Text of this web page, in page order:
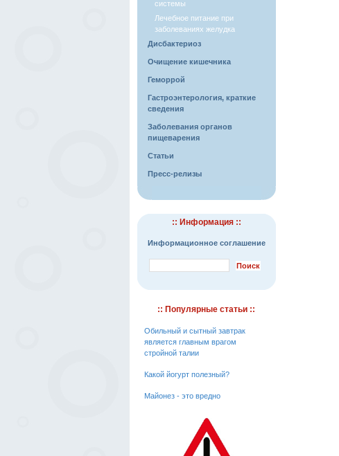
системы
Лечебное питание при
заболеваниях желудка
Дисбактериоз
Очищение кишечника
Геморрой
Гастроэнтерология, краткие
сведения
Заболевания органов
пищеварения
Статьи
Пресс-релизы
:: Информация ::
Информационное соглашение
:: Популярные статьи ::
Обильный и сытный завтрак
является главным врагом
стройной талии
Какой йогурт полезный?
Майонез - это вредно